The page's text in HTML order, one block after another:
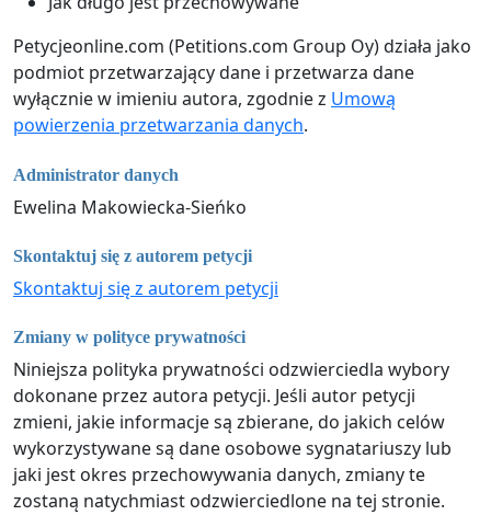
Petycjeonline.com (Petitions.com Group Oy) działa jako
podmiot przetwarzający dane i przetwarza dane
wyłącznie w imieniu autora, zgodnie z Umową
powierzenia przetwarzania danych.
Administrator danych
Ewelina Makowiecka-Sieńko
Skontaktuj się z autorem petycji
Skontaktuj się z autorem petycji
Zmiany w polityce prywatności
Niniejsza polityka prywatności odzwierciedla wybory
dokonane przez autora petycji. Jeśli autor petycji
zmieni, jakie informacje są zbierane, do jakich celów
wykorzystywane są dane osobowe sygnatariuszy lub
jaki jest okres przechowywania danych, zmiany te
zostaną natychmiast odzwierciedlone na tej stronie.